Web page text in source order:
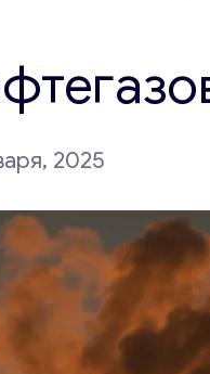
2025